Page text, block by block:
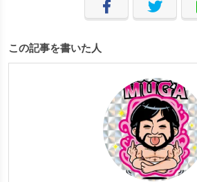
この記事を書いた人